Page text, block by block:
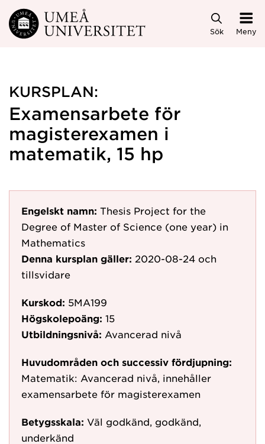
Hoppa direkt till innehållet
Sök Meny
KURSPLAN:
Examensarbete för
magisterexamen i
matematik, 15 hp
Engelskt namn: Thesis Project for the
Degree of Master of Science (one year) in
Mathematics
Denna kursplan gäller: 2020-08-24 och
tillsvidare
Kurskod: 5MA199
Högskolepoäng: 15
Utbildningsnivå: Avancerad nivå
Huvudområden och successiv fördjupning:
Matematik: Avancerad nivå, innehåller
examensarbete för magisterexamen
Betygsskala: Väl godkänd, godkänd,
underkänd